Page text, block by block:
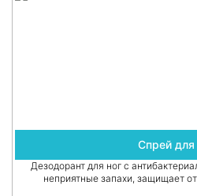
Спрей для
Дезодорант для ног с
неприятные запахи, защищает